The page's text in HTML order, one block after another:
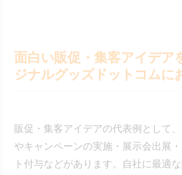
面白い販促・集客アイデア
ジナルグッズドットコムに
販促・集客アイデアの代表例として
やキャンペーンの実施・展示会出展
ト付与などがあります。自社に最適